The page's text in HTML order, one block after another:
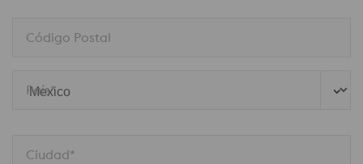
Código Postal
País*
Ciudad*